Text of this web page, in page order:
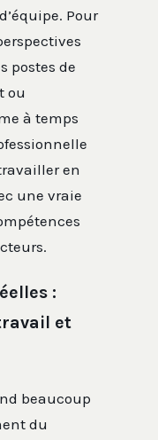
Pour
postes de
ou
à temps
en
une vraie
:
et
beaucoup
du